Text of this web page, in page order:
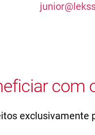
com
exclusivamente